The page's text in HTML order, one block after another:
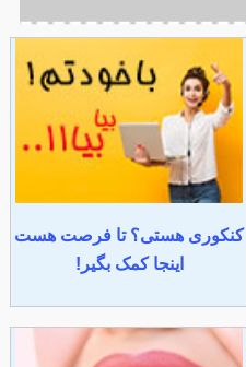
کنکوری هستی؟ تا فرصت هست
اینجا کمک بگیر!